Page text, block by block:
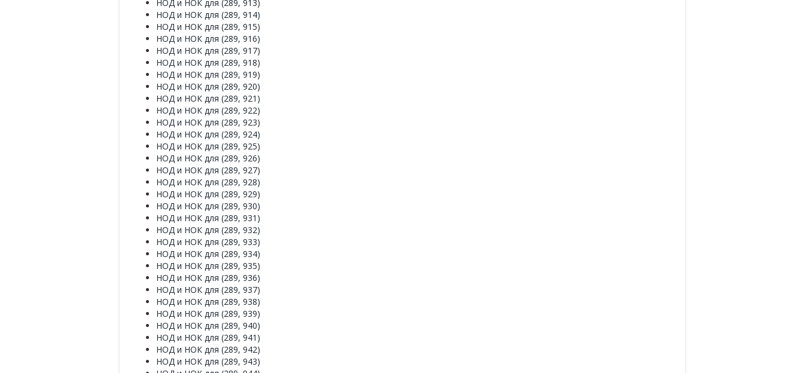
НОД и НОК для (289, 913)
НОД и НОК для (289, 914)
НОД и НОК для (289, 915)
НОД и НОК для (289, 916)
НОД и НОК для (289, 917)
НОД и НОК для (289, 918)
НОД и НОК для (289, 919)
НОД и НОК для (289, 920)
НОД и НОК для (289, 921)
НОД и НОК для (289, 922)
НОД и НОК для (289, 923)
НОД и НОК для (289, 924)
НОД и НОК для (289, 925)
НОД и НОК для (289, 926)
НОД и НОК для (289, 927)
НОД и НОК для (289, 928)
НОД и НОК для (289, 929)
НОД и НОК для (289, 930)
НОД и НОК для (289, 931)
НОД и НОК для (289, 932)
НОД и НОК для (289, 933)
НОД и НОК для (289, 934)
НОД и НОК для (289, 935)
НОД и НОК для (289, 936)
НОД и НОК для (289, 937)
НОД и НОК для (289, 938)
НОД и НОК для (289, 939)
НОД и НОК для (289, 940)
НОД и НОК для (289, 941)
НОД и НОК для (289, 942)
НОД и НОК для (289, 943)